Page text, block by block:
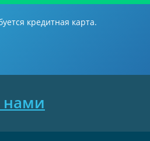
кредитная карта.
нами